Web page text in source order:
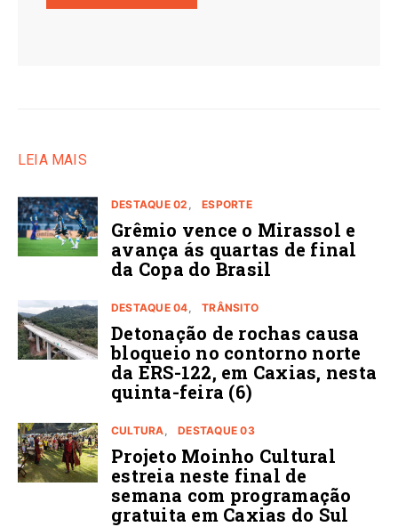
LEIA MAIS
DESTAQUE 02 ESPORTE
Grêmio vence o Mirassol e
avança ás quartas de final
da Copa do Brasil
DESTAQUE 04 TRÂNSITO
Detonação de rochas causa
bloqueio no contorno norte
da ERS-122, em Caxias, nesta
quinta-feira (6)
CULTURA DESTAQUE 03
Projeto Moinho Cultural
estreia neste final de
semana com programação
gratuita em Caxias do Sul